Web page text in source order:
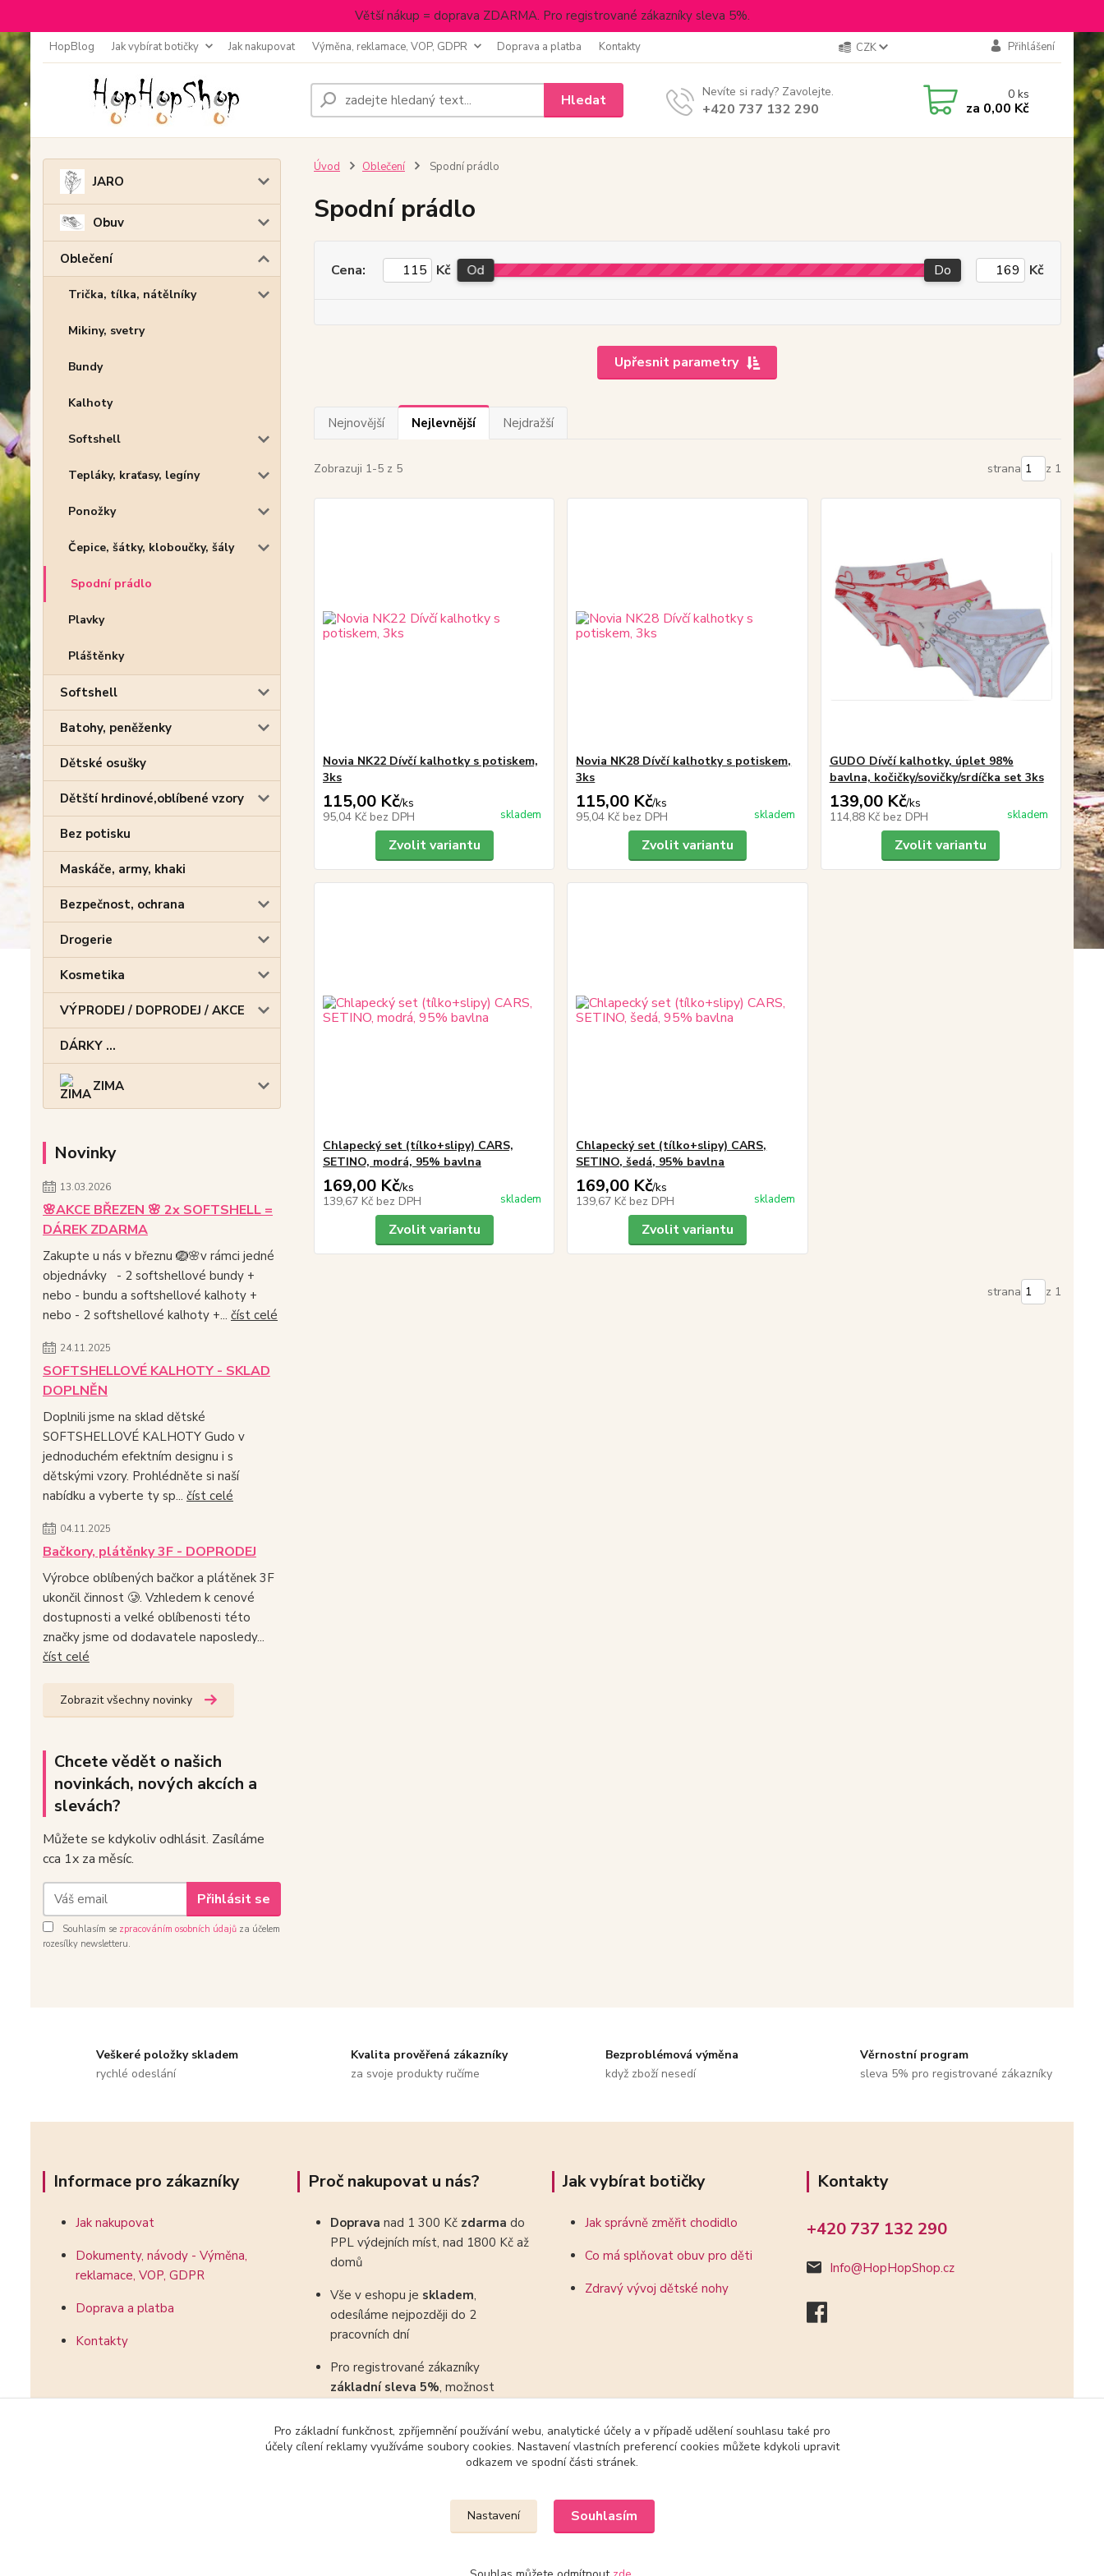
Větší nákup = doprava ZDARMA. Pro registrované zákazníky sleva 5%.
HopBlog Jak vybírat botičky Jak nakupovat Výměna, reklamace, VOP, GDPR Doprava a platba Kontakty CZK Přihlášení
Hledat Nevíte si rady? Zavolejte.
+420 737 132 290
0ks
za 0,00 Kč
JARO
Obuv
Oblečení
Trička, tílka, nátělníky
Mikiny, svetry
Bundy
Kalhoty
Softshell
Tepláky, kraťasy, legíny
Ponožky
Čepice, šátky, kloboučky, šály
Spodní prádlo
Plavky
Pláštěnky
Softshell
Batohy, peněženky
Dětské osušky
Dětští hrdinové,oblíbené vzory
Bez potisku
Maskáče, army, khaki
Bezpečnost, ochrana
Drogerie
Kosmetika
VÝPRODEJ / DOPRODEJ / AKCE
DÁRKY ...
ZIMA
Novinky
13.03.2026
🌸AKCE BŘEZEN 🌸 2x SOFTSHELL =
DÁREK ZDARMA
Zakupte u nás v březnu 🪺🌸v rámci jedné
objednávky - 2 softshellové bundy +
nebo - bundu a softshellové kalhoty +
nebo - 2 softshellové kalhoty +... číst celé
24.11.2025
SOFTSHELLOVÉ KALHOTY - SKLAD
DOPLNĚN
Doplnili jsme na sklad dětské
SOFTSHELLOVÉ KALHOTY Gudo v
jednoduchém efektním designu i s
dětskými vzory. Prohlédněte si naší
nabídku a vyberte ty sp... číst celé
04.11.2025
Bačkory, plátěnky 3F - DOPRODEJ
Výrobce oblíbených bačkor a plátěnek 3F
ukončil činnost 🥲. Vzhledem k cenové
dostupnosti a velké oblíbenosti této
značky jsme od dodavatele naposledy...
číst celé
Zobrazit všechny novinky
Chcete vědět o našich
novinkách, nových akcích a
slevách?
Můžete se kdykoliv odhlásit. Zasíláme
cca 1x za měsíc.
Přihlásit se
Souhlasím se zpracováním osobních údajů za účelem
rozesílky newsletteru.
Úvod Oblečení Spodní prádlo
Spodní prádlo
Upřesnit parametry
Cena: Kč Od Do Kč
Nejnovější Nejlevnější Nejdražší
Zobrazuji 1-5 z 5 strana z 1
Novia NK22 Dívčí kalhotky s potiskem,
3ks
115,00 Kč/ks
95,04 Kč bez DPH skladem
Zvolit variantu
Novia NK28 Dívčí kalhotky s potiskem,
3ks
115,00 Kč/ks
95,04 Kč bez DPH skladem
Zvolit variantu
GUDO Dívčí kalhotky, úplet 98%
bavlna, kočičky/sovičky/srdíčka set 3ks
139,00 Kč/ks
114,88 Kč bez DPH skladem
Zvolit variantu
Chlapecký set (tílko+slipy) CARS,
SETINO, modrá, 95% bavlna
169,00 Kč/ks
139,67 Kč bez DPH skladem
Zvolit variantu
Chlapecký set (tílko+slipy) CARS,
SETINO, šedá, 95% bavlna
169,00 Kč/ks
139,67 Kč bez DPH skladem
Zvolit variantu
strana z 1
Veškeré položky skladem
rychlé odeslání
Kvalita prověřená zákazníky
za svoje produkty ručíme
Bezproblémová výměna
když zboží nesedí
Věrnostní program
sleva 5% pro registrované zákazníky
Informace pro zákazníky
Jak nakupovat
Dokumenty, návody - Výměna,
reklamace, VOP, GDPR
Doprava a platba
Kontakty
Proč nakupovat u nás?
Doprava nad 1 300 Kč zdarma do
PPL výdejních míst, nad 1800 Kč až
domů
Vše v eshopu je skladem,
odesíláme nejpozději do 2
pracovních dní
Pro registrované zákazníky
základní sleva 5%, možnost
Jak vybírat botičky
Jak správně změřit chodidlo
Co má splňovat obuv pro děti
Zdravý vývoj dětské nohy
Kontakty
+420 737 132 290
Info@HopHopShop.cz
Upravit sběr cookies.
Pro základní funkčnost, zpříjemnění používání webu, analytické účely a v případě udělení souhlasu také pro
účely cílení reklamy využíváme soubory cookies. Nastavení vlastních preferencí cookies můžete kdykoli upravit
odkazem ve spodní části stránek.
Nastavení Souhlasím